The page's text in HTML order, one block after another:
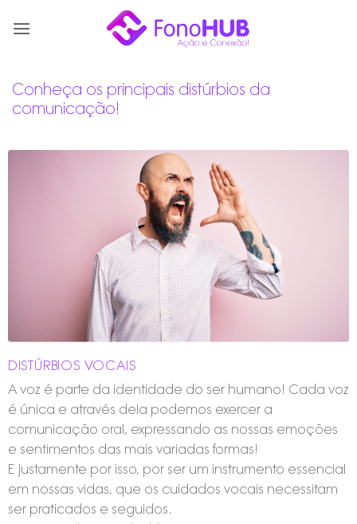
Conheça os principais distúrbios da
comunicação!
DISTÚRBIOS VOCAIS
A voz é parte da identidade do ser humano! Cada voz
é única e através dela podemos exercer a
comunicação oral, expressando as nossas emoções
e sentimentos das mais variadas formas!
E justamente por isso, por ser um instrumento essencial
em nossas vidas, que os cuidados vocais necessitam
ser praticados e seguidos.